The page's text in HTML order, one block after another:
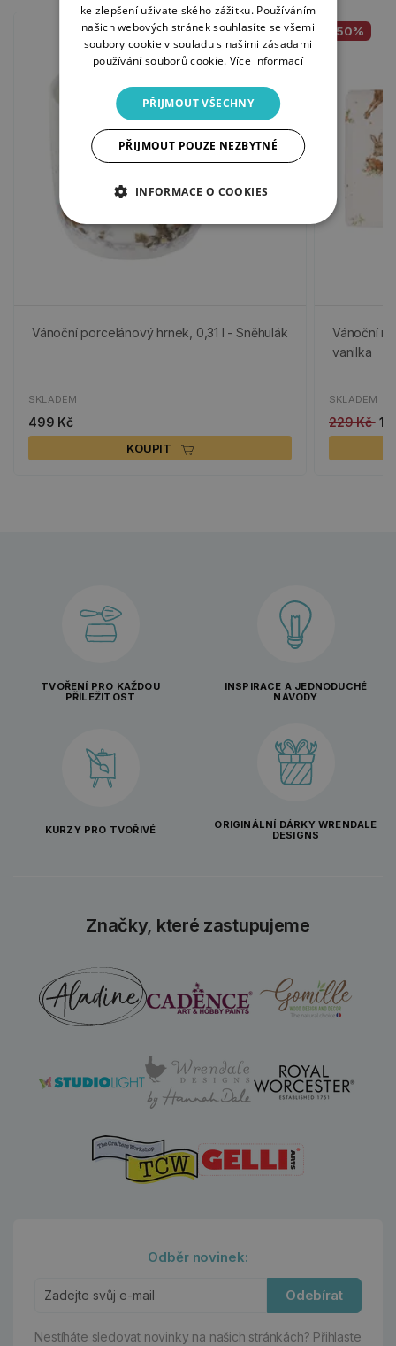
Vánoční porcelánový hrnek, 0,31 l - Sněhulák
SKLADEM
499 Kč
KOUPIT
-50%
Vánoční
vanilka
SKLADEM
229 Kč
TVOŘENÍ PRO KAŽDOU
PŘÍLEŽITOST
INSPIRACE A JEDNODUCHÉ
NÁVODY
KURZY PRO TVOŘIVÉ
ORIGINÁLNÍ DÁRKY WRENDALE
DESIGNS
Značky, které zastupujeme
Odběr novinek:
Odebírat
Nestíháte sledovat novinky na našich stránkách? Přihlaste
ke zlepšení uživatelského zážitku. Používáním
našich webových stránek souhlasíte se všemi
soubory cookie v souladu s našimi zásadami
používání souborů cookie. Více informací
PŘIJMOUT VŠECHNY
PŘIJMOUT POUZE NEZBYTNÉ
INFORMACE O COOKIES